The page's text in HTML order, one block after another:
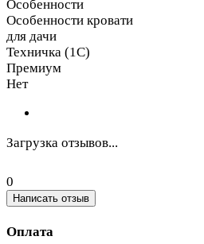
Особенности
Особенности кровати
для дачи
Техничка (1С)
Премиум
Нет
Загрузка отзывов...
0
Написать отзыв
Оплата